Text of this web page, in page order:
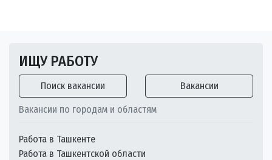
ИЩУ РАБОТУ
Поиск вакансии Вакансии
Вакансии по городам и областям
Работа в Ташкенте
Работа в Ташкентской области